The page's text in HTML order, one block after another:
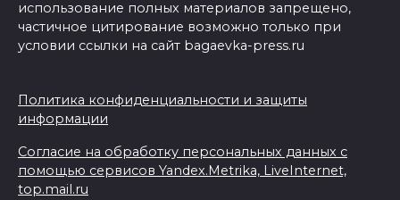
использование полных материалов запрещено,
частичное цитирование возможно только при
условии ссылки на сайт bagaevka-press.ru
Политика конфиденциальности и защиты
информации
Согласие на обработку персональных данных с
помощью сервисов Yandex.Metrika, LiveInternet,
top.mail.ru